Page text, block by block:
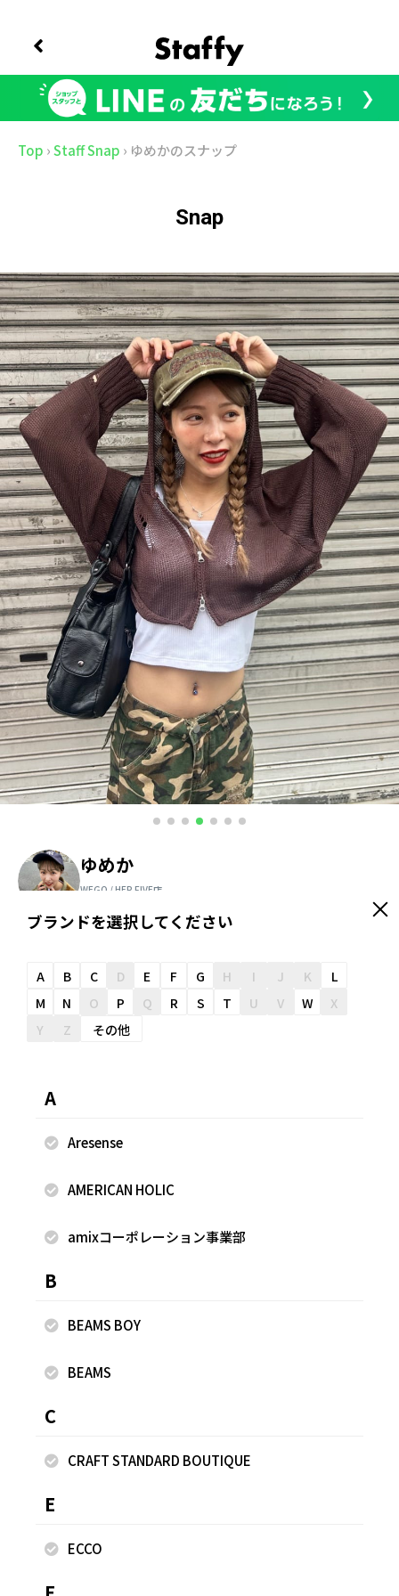
Top ›Staff Snap › ゆめかのスナップ
Snap
ゆめか
WEGO / HEP FIVE店
友だち追加
ブラウン主役のお洒落見えコーデ！ ダメージニットがかわい
着用商品
ブランドを選択してください
A B C D E F G H I J K
L
M
N O P Q R S T U V W
X
Y
Z その他
A
Aresense
AMERICAN HOLIC
amixコーポレーション事業部
B
BEAMS BOY
BEAMS
C
CRAFT STANDARD BOUTIQUE
E
ECCO